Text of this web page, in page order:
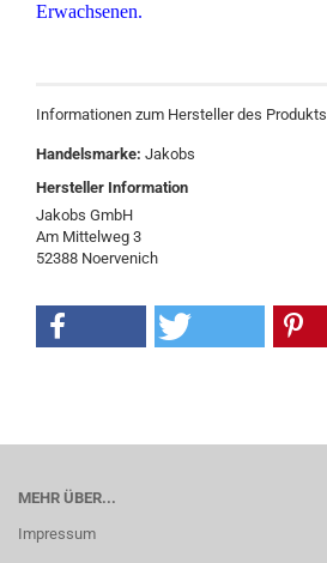
Erwachsenen.
Informationen zum Hersteller des Produkts
Handelsmarke: Jakobs
Hersteller Information
Jakobs GmbH
Am Mittelweg 3
52388 Noervenich
MEHR ÜBER...
Impressum